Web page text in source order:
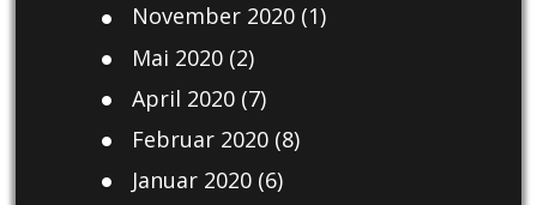
November 2020(1)
Mai 2020(2)
April 2020(7)
Februar 2020(8)
Januar 2020(6)